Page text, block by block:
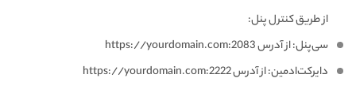
از طریق کنترل پنل:
سی‌پنل: از آدرس https://yourdomain.com:2083
دایرکت‌ادمین: از آدرس https://yourdomain.com:2222